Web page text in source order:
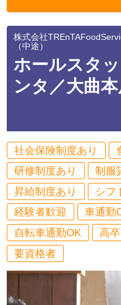
株式会社
（中途）
ホールスタ
ンタ／大曲
社会保険制度あり
研修制度あり
制服
昇給制度あり
シフ
経験者歓迎
車通勤
自転車通勤OK
高
要資格者